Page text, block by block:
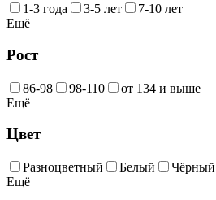
1-3 года 3-5 лет
7-10 лет
Ещё
Рост
86-98 98-110
от 134 и выше
Ещё
Цвет
Разноцветный Белый
Чёрный
Ещё